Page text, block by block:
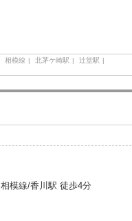
相模線 北茅ケ崎駅
辻堂駅
相模線/香川駅 徒歩4分